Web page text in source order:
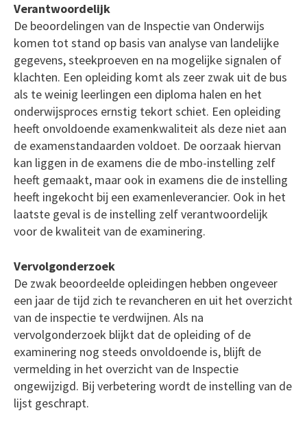
Verantwoordelijk
De beoordelingen van de Inspectie van Onderwijs
komen tot stand op basis van analyse van landelijke
gegevens, steekproeven en na mogelijke signalen of
klachten. Een opleiding komt als zeer zwak uit de bus
als te weinig leerlingen een diploma halen en het
onderwijsproces ernstig tekort schiet. Een opleiding
heeft onvoldoende examenkwaliteit als deze niet aan
de examenstandaarden voldoet. De oorzaak hiervan
kan liggen in de examens die de mbo-instelling zelf
heeft gemaakt, maar ook in examens die de instelling
heeft ingekocht bij een examenleverancier. Ook in het
laatste geval is de instelling zelf verantwoordelijk
voor de kwaliteit van de examinering.
Vervolgonderzoek
De zwak beoordeelde opleidingen hebben ongeveer
een jaar de tijd zich te revancheren en uit het overzicht
van de inspectie te verdwijnen. Als na
vervolgonderzoek blijkt dat de opleiding of de
examinering nog steeds onvoldoende is, blijft de
vermelding in het overzicht van de Inspectie
ongewijzigd. Bij verbetering wordt de instelling van de
lijst geschrapt.